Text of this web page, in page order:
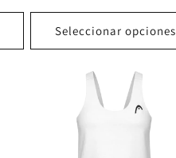
Seleccionar opciones